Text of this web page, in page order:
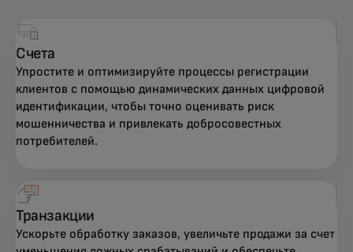
Счета
Упростите и оптимизируйте процессы регистрации
клиентов с помощью динамических данных цифровой
идентификации, чтобы точно оценивать риск
мошенничества и привлекать добросовестных
потребителей.
Транзакции
Ускорьте обработку заказов, увеличьте продажи за счет